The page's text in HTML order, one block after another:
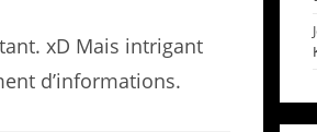
xD Mais intrigant
d’informations.